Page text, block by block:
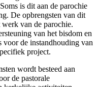
is dit aan de parochie
De opbrengsten van dit
van de parochie.
van het bisdom en
voor de instandhouding van
project.
wordt besteed aan
de pastorale